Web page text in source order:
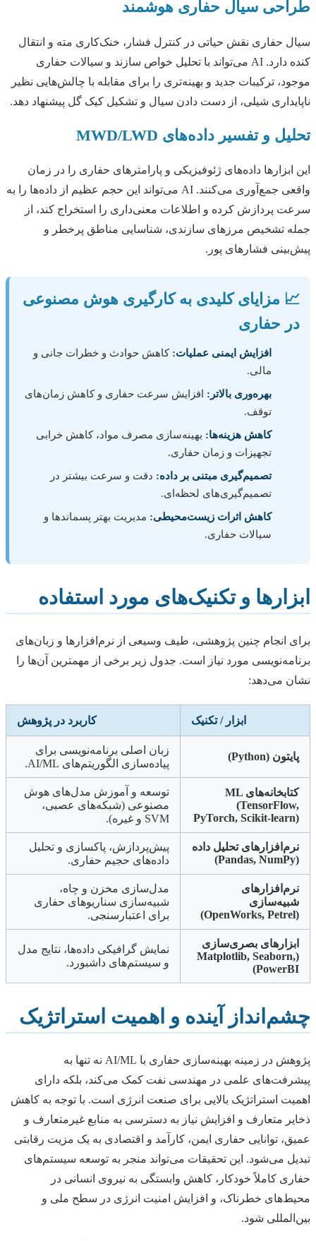
طراحی سیال حفاری هوشمند
سیال حفاری نقش حیاتی در کنترل فشار، خنک‌کاری مته و انتقال
کنده دارد. AI می‌تواند با تحلیل خواص سازند و سیالات حفاری
موجود، ترکیبات جدید و بهینه‌تری را برای مقابله با چالش‌هایی نظیر
ناپایداری شیلی، از دست دادن سیال و تشکیل کیک گل پیشنهاد دهد.
تحلیل و تفسیر داده‌های MWD/LWD
این ابزارها داده‌های ژئوفیزیکی و پارامترهای حفاری را در زمان
واقعی جمع‌آوری می‌کنند. AI می‌تواند این حجم عظیم از داده‌ها را به
سرعت پردازش کرده و اطلاعات معنی‌داری را استخراج کند، از
جمله تشخیص مرزهای سازندی، شناسایی مناطق پرخطر و
پیش‌بینی فشارهای پور.
📈 مزایای کلیدی به کارگیری هوش مصنوعی
در حفاری
افزایش ایمنی عملیات: کاهش حوادث و خطرات جانی و
مالی.
بهره‌وری بالاتر: افزایش سرعت حفاری و کاهش زمان‌های
توقف.
کاهش هزینه‌ها: بهینه‌سازی مصرف مواد، کاهش خرابی
تجهیزات و زمان حفاری.
تصمیم‌گیری مبتنی بر داده: دقت و سرعت بیشتر در
تصمیم‌گیری‌های لحظه‌ای.
کاهش اثرات زیست‌محیطی: مدیریت بهتر پسماندها و
سیالات حفاری.
ابزارها و تکنیک‌های مورد استفاده
برای انجام چنین پژوهشی، طیف وسیعی از نرم‌افزارها و زبان‌های
برنامه‌نویسی مورد نیاز است. جدول زیر برخی از مهمترین آن‌ها را
نشان می‌دهد:
ابزار / تکنیک کاربرد در پژوهش
پایتون (Python)
زبان اصلی برنامه‌نویسی برای
پیاده‌سازی الگوریتم‌های AI/ML.
کتابخانه‌های ML
(TensorFlow,
PyTorch, Scikit-learn)
توسعه و آموزش مدل‌های هوش
مصنوعی (شبکه‌های عصبی،
SVM و غیره).
نرم‌افزارهای تحلیل داده
(Pandas, NumPy)
پیش‌پردازش، پاکسازی و تحلیل
داده‌های حجیم حفاری.
نرم‌افزارهای
شبیه‌سازی
(OpenWorks, Petrel)
مدل‌سازی مخزن و چاه،
شبیه‌سازی سناریوهای حفاری
برای اعتبارسنجی.
ابزارهای بصری‌سازی
(Matplotlib, Seaborn,
PowerBI)
نمایش گرافیکی داده‌ها، نتایج مدل
و سیستم‌های داشبورد.
چشم‌انداز آینده و اهمیت استراتژیک
پژوهش در زمینه بهینه‌سازی حفاری با AI/ML نه تنها به
پیشرفت‌های علمی در مهندسی نفت کمک می‌کند، بلکه دارای
اهمیت استراتژیک بالایی برای صنعت انرژی است. با توجه به کاهش
ذخایر متعارف و افزایش نیاز به دسترسی به منابع غیرمتعارف و
عمیق، توانایی حفاری ایمن، کارآمد و اقتصادی به یک مزیت رقابتی
تبدیل می‌شود. این تحقیقات می‌تواند منجر به توسعه سیستم‌های
حفاری کاملاً خودکار، کاهش وابستگی به نیروی انسانی در
محیط‌های خطرناک، و افزایش امنیت انرژی در سطح ملی و
بین‌المللی شود.